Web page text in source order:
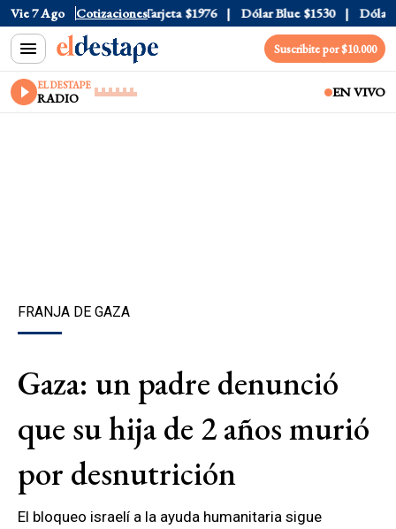
Vie 7 Ago Cotizaciones
$1520 Dólar Tarjeta $1976 Dólar Blue $1530 Dólar
Suscribite por $10.000
EL DESTAPE
RADIO EN VIVO
FRANJA DE GAZA
Gaza: un padre denunció
que su hija de 2 años murió
por desnutrición
El bloqueo israelí a la ayuda humanitaria sigue